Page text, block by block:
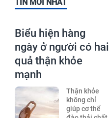
TIN MỚI NHẤT
Biểu hiện hàng
ngày ở người có hai
quả thận khỏe
mạnh
Thận khỏe
không chỉ
giúp cơ thể